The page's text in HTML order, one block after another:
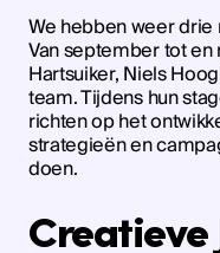
We hebben weer
Van september tot
Hartsuiker, Niels
team. Tijdens hun
richten op het
strategieën en
doen.
Creatieve